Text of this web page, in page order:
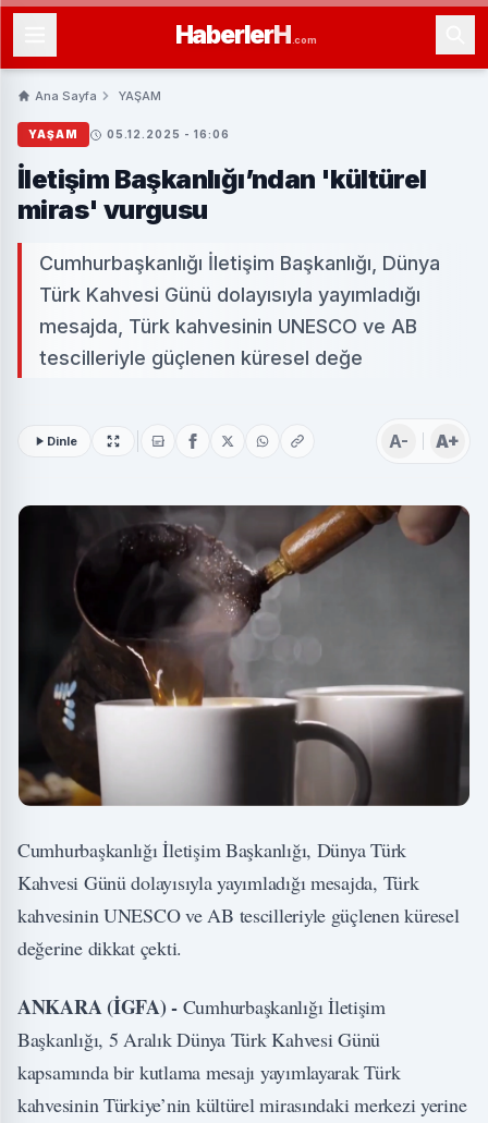
HaberlerH .com
Ana Sayfa YAŞAM
YAŞAM 05.12.2025 - 16:06
İletişim Başkanlığı’ndan 'kültürel
miras' vurgusu
Cumhurbaşkanlığı İletişim Başkanlığı, Dünya
Türk Kahvesi Günü dolayısıyla yayımladığı
mesajda, Türk kahvesinin UNESCO ve AB
tescilleriyle güçlenen küresel değe
Dinle A- A+
Cumhurbaşkanlığı İletişim Başkanlığı, Dünya Türk
Kahvesi Günü dolayısıyla yayımladığı mesajda, Türk
kahvesinin UNESCO ve AB tescilleriyle güçlenen küresel
değerine dikkat çekti.
ANKARA (İGFA) - Cumhurbaşkanlığı İletişim
Başkanlığı, 5 Aralık Dünya Türk Kahvesi Günü
kapsamında bir kutlama mesajı yayımlayarak Türk
kahvesinin Türkiye’nin kültürel mirasındaki merkezi yerine